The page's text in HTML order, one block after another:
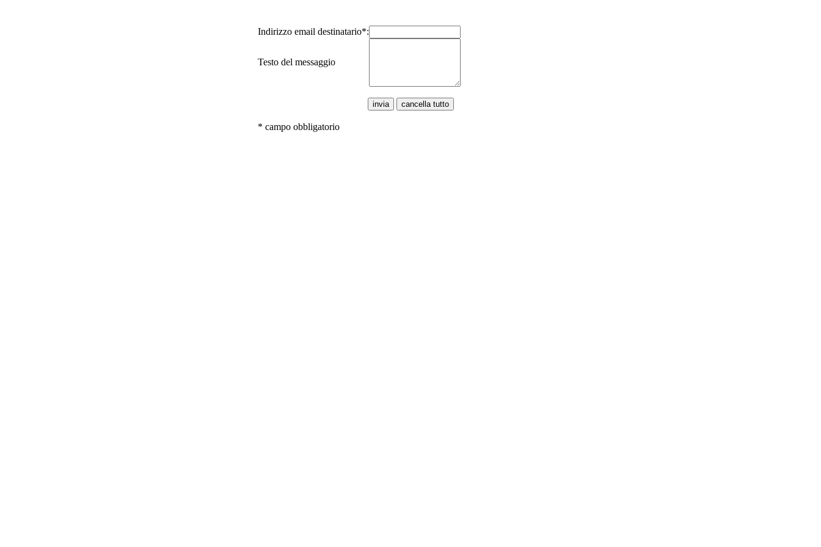
Indirizzo email destinatario*:
Testo del messaggio
* campo obbligatorio